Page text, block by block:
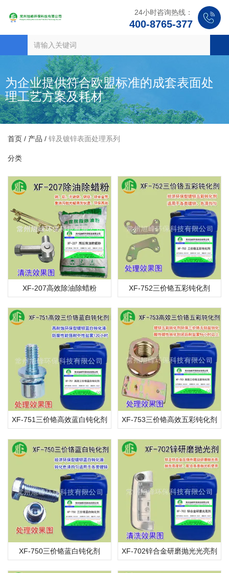
24小时咨询热线：
400-8765-377
为企业提供符合欧盟标准的成套表面处
理工艺方案及耗材
首页 / 产品 / 锌及镀锌表面处理系列
分类
XF-207高效除油除蜡粉 XF-752三价铬五彩钝化剂
XF-751三价铬高效蓝白钝化剂 XF-753三价铬高效五彩钝化剂
XF-750三价铬蓝白钝化剂 XF-702锌合金研磨抛光光亮剂